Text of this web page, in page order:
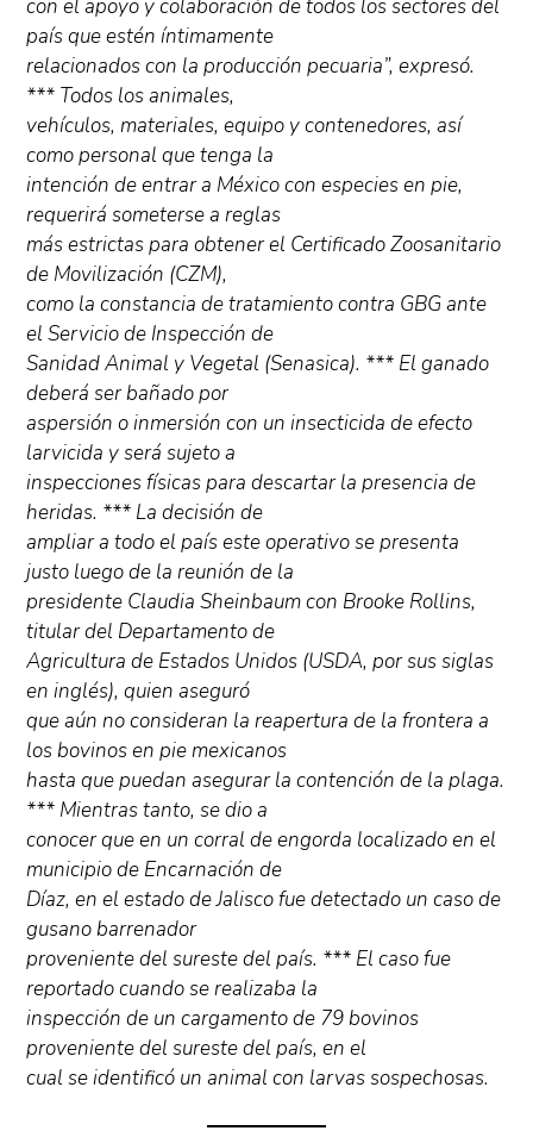
con el apoyo y colaboración de todos los sectores del
país que estén íntimamente
relacionados con la producción pecuaria”, expresó.
*** Todos los animales,
vehículos, materiales, equipo y contenedores, así
como personal que tenga la
intención de entrar a México con especies en pie,
requerirá someterse a reglas
más estrictas para obtener el Certificado Zoosanitario
de Movilización (CZM),
como la constancia de tratamiento contra GBG ante
el Servicio de Inspección de
Sanidad Animal y Vegetal (Senasica). *** El ganado
deberá ser bañado por
aspersión o inmersión con un insecticida de efecto
larvicida y será sujeto a
inspecciones físicas para descartar la presencia de
heridas. *** La decisión de
ampliar a todo el país este operativo se presenta
justo luego de la reunión de la
presidente Claudia Sheinbaum con Brooke Rollins,
titular del Departamento de
Agricultura de Estados Unidos (USDA, por sus siglas
en inglés), quien aseguró
que aún no consideran la reapertura de la frontera a
los bovinos en pie mexicanos
hasta que puedan asegurar la contención de la plaga.
*** Mientras tanto, se dio a
conocer que en un corral de engorda localizado en el
municipio de Encarnación de
Díaz, en el estado de Jalisco fue detectado un caso de
gusano barrenador
proveniente del sureste del país. *** El caso fue
reportado cuando se realizaba la
inspección de un cargamento de 79 bovinos
proveniente del sureste del país, en el
cual se identificó un animal con larvas sospechosas.